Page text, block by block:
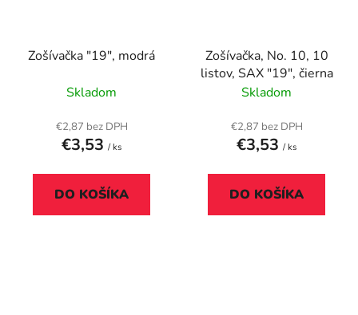
Zošívačka "19", modrá
Skladom
€2,87 bez DPH
€3,53 / ks
DO KOŠÍKA
Zošívačka, No. 10, 10
listov, SAX "19", čierna
Skladom
€2,87 bez DPH
€3,53 / ks
DO KOŠÍKA